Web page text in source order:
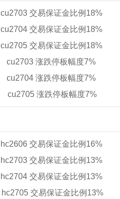
cu2703 交易保证金比例18%
cu2704 交易保证金比例18%
cu2705 交易保证金比例18%
cu2703 涨跌停板幅度7%
cu2704 涨跌停板幅度7%
cu2705 涨跌停板幅度7%
hc2606 交易保证金比例16%
hc2703 交易保证金比例13%
hc2704 交易保证金比例13%
hc2705 交易保证金比例13%